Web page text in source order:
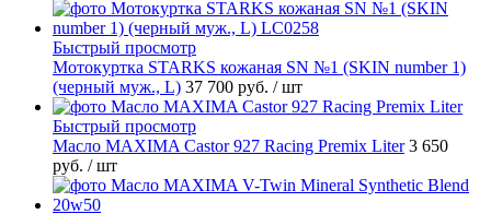
Быстрый просмотр
Мотокуртка STARKS кожаная SN №1 (SKIN number 1)
(черный муж., L) 37 700 руб. / шт
Быстрый просмотр
Масло MAXIMA Castor 927 Racing Premix Liter 3 650
руб. / шт